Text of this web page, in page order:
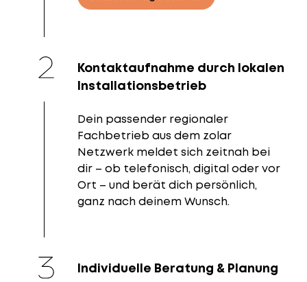
Kontaktaufnahme durch lokalen
Installationsbetrieb
Dein passender regionaler
Fachbetrieb aus dem zolar
Netzwerk meldet sich zeitnah bei
dir – ob telefonisch, digital oder vor
Ort – und berät dich persönlich,
ganz nach deinem Wunsch.
Individuelle Beratung & Planung